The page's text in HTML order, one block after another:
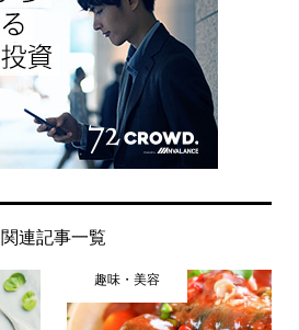
関連記事一覧
趣味・美容